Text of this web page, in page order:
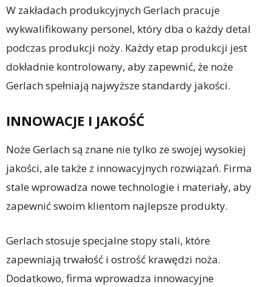
W zakładach produkcyjnych Gerlach pracuje
wykwalifikowany personel, który dba o każdy detal
podczas produkcji noży. Każdy etap produkcji jest
dokładnie kontrolowany, aby zapewnić, że noże
Gerlach spełniają najwyższe standardy jakości.
INNOWACJE I JAKOŚĆ
Noże Gerlach są znane nie tylko ze swojej wysokiej
jakości, ale także z innowacyjnych rozwiązań. Firma
stale wprowadza nowe technologie i materiały, aby
zapewnić swoim klientom najlepsze produkty.
Gerlach stosuje specjalne stopy stali, które
zapewniają trwałość i ostrość krawędzi noża.
Dodatkowo, firma wprowadza innowacyjne